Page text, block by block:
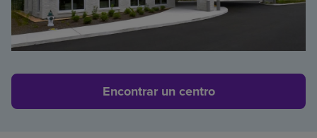
Encontrar un centro